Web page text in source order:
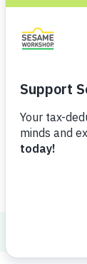
Our Work